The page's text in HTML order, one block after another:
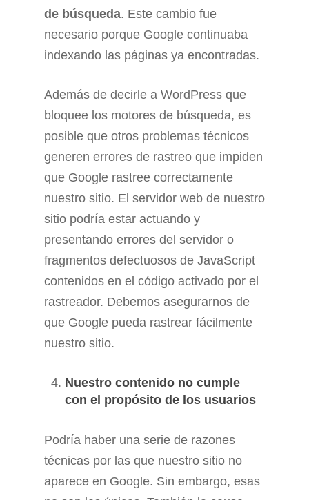
de búsqueda. Este cambio fue
necesario porque Google continuaba
indexando las páginas ya encontradas.
Además de decirle a WordPress que
bloquee los motores de búsqueda, es
posible que otros problemas técnicos
generen errores de rastreo que impiden
que Google rastree correctamente
nuestro sitio. El servidor web de nuestro
sitio podría estar actuando y
presentando errores del servidor o
fragmentos defectuosos de JavaScript
contenidos en el código activado por el
rastreador. Debemos asegurarnos de
que Google pueda rastrear fácilmente
nuestro sitio.
Nuestro contenido no cumple
con el propósito de los usuarios
Podría haber una serie de razones
técnicas por las que nuestro sitio no
aparece en Google. Sin embargo, esas